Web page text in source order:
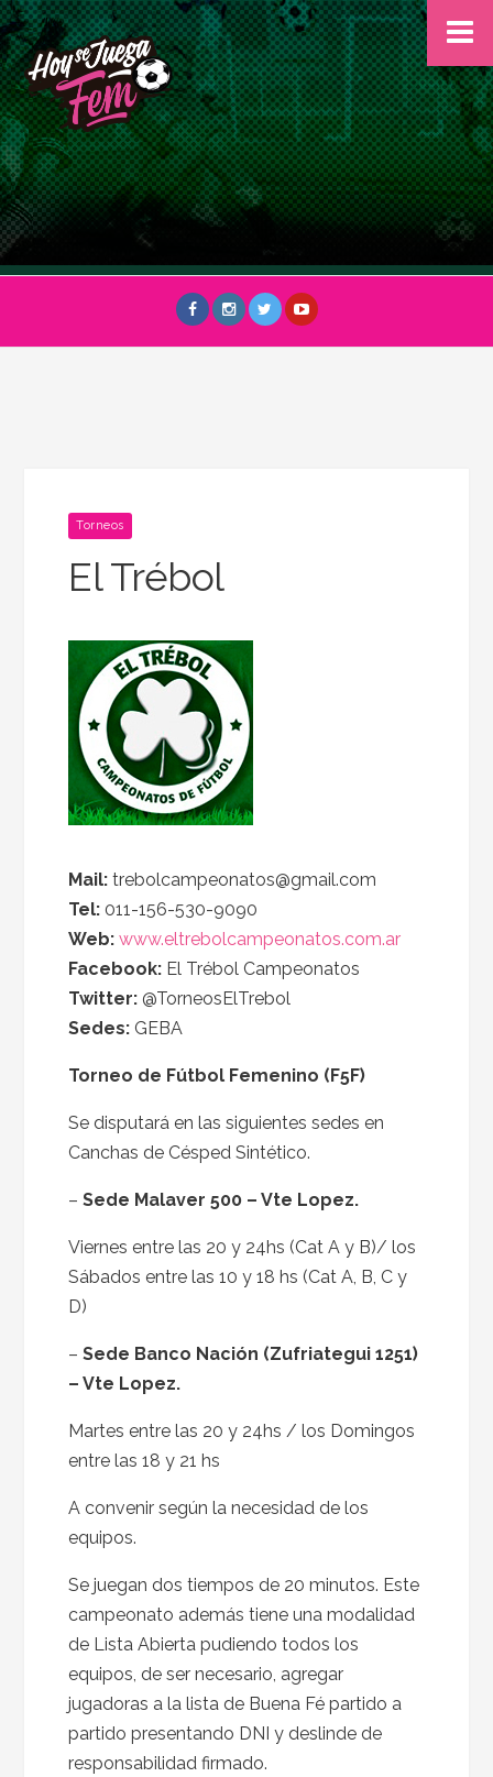
Torneos
El Trébol
Mail: trebolcampeonatos@gmail.com
Tel: 011-156-530-9090
Web: www.eltrebolcampeonatos.com.ar
Facebook: El Trébol Campeonatos
Twitter: @TorneosElTrebol
Sedes: GEBA
Torneo de Fútbol Femenino (F5F)
Se disputará en las siguientes sedes en
Canchas de Césped Sintético.
–Sede Malaver 500 – Vte Lopez.
Viernes entre las 20 y 24hs (Cat A y B)/ los
Sábados entre las 10 y 18 hs (Cat A, B, C y
D)
–Sede Banco Nación (Zufriategui 1251)
– Vte Lopez.
Martes entre las 20 y 24hs / los Domingos
entre las 18 y 21 hs
A convenir según la necesidad de los
equipos.
Se juegan dos tiempos de 20 minutos. Este
campeonato además tiene una modalidad
de Lista Abierta pudiendo todos los
equipos, de ser necesario, agregar
jugadoras a la lista de Buena Fé partido a
partido presentando DNI y deslinde de
responsabilidad firmado.